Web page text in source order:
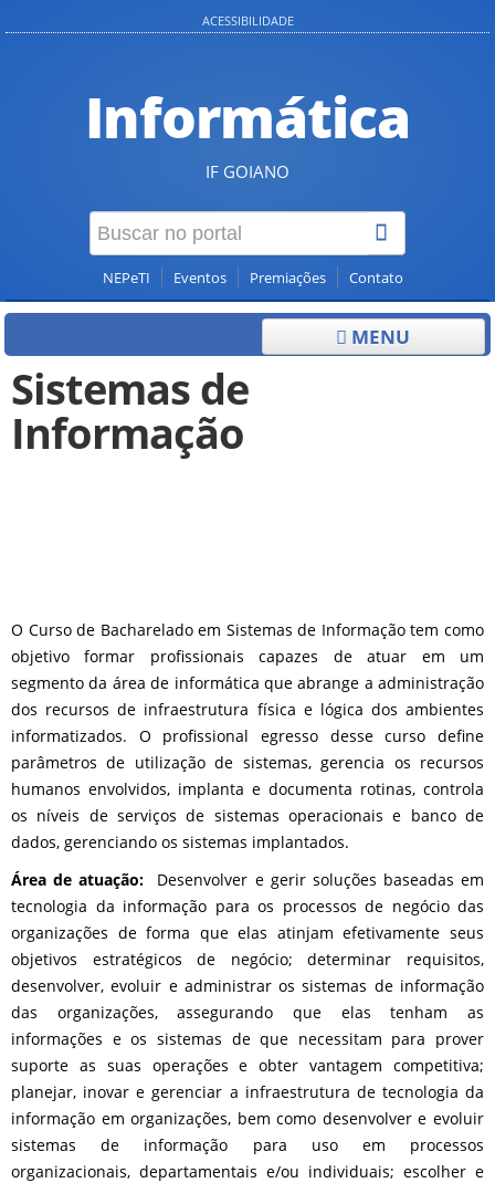
ACESSIBILIDADE
Informática
IF GOIANO
NEPeTI Eventos Premiações Contato
MENU
Sistemas de
Informação
O Curso de Bacharelado em Sistemas de Informação tem como
objetivo formar profissionais capazes de atuar em um
segmento da área de informática que abrange a administração
dos recursos de infraestrutura física e lógica dos ambientes
informatizados. O profissional egresso desse curso define
parâmetros de utilização de sistemas, gerencia os recursos
humanos envolvidos, implanta e documenta rotinas, controla
os níveis de serviços de sistemas operacionais e banco de
dados, gerenciando os sistemas implantados.
Área de atuação: Desenvolver e gerir soluções baseadas em
tecnologia da informação para os processos de negócio das
organizações de forma que elas atinjam efetivamente seus
objetivos estratégicos de negócio; determinar requisitos,
desenvolver, evoluir e administrar os sistemas de informação
das organizações, assegurando que elas tenham as
informações e os sistemas de que necessitam para prover
suporte as suas operações e obter vantagem competitiva;
planejar, inovar e gerenciar a infraestrutura de tecnologia da
informação em organizações, bem como desenvolver e evoluir
sistemas de informação para uso em processos
organizacionais, departamentais e/ou individuais; escolher e